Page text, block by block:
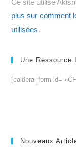
(facultatif)
plus sur comment
utilisées.
Une Ressource
[caldera_form id=
Nouveaux